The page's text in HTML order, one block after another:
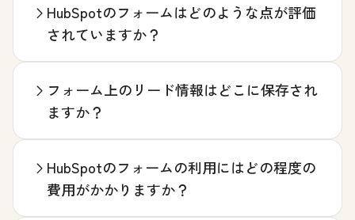
HubSpotのフォームはどのような点が評価
されていますか？
フォーム上のリード情報はどこに保存され
ますか？
HubSpotのフォームの利用にはどの程度の
費用がかかりますか？